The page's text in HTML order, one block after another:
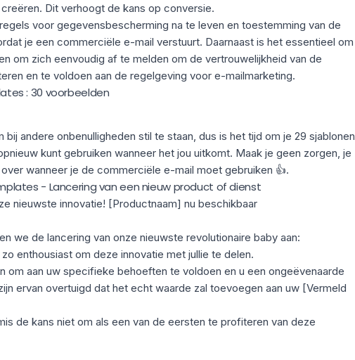
Dit verhoogt de kans op conversie.
voor gegevensbescherming na te leven en toestemming van de
je een commerciële e-mail verstuurt. Daarnaast is het essentieel om
om zich eenvoudig af te melden om de vertrouwelijkheid van de
en te voldoen aan de regelgeving voor e-mailmarketing.
: 30 voorbeelden
bij andere onbenulligheden stil te staan, dus is het tijd om je 29 sjablonen
kunt gebruiken wanneer het jou uitkomt. Maak je geen zorgen, je
wanneer je de commerciële e-mail moet gebruiken 👍.
- Lancering van een nieuw product of dienst
nieuwste innovatie! [Productnaam] nu beschikbaar
we de lancering van onze nieuwste revolutionaire baby aan:
enthousiast om deze innovatie met jullie te delen.
om aan uw specifieke behoeften te voldoen en u een ongeëvenaarde
ervan overtuigd dat het echt waarde zal toevoegen aan uw [Vermeld
de kans niet om als een van de eersten te profiteren van deze